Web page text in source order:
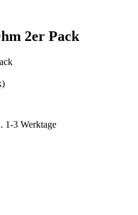
2er Pack
1-3 Werktage